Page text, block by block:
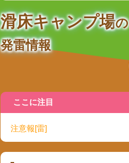
滑床キャンプ場の
発雷情報
ここに注目
注意報[雷]